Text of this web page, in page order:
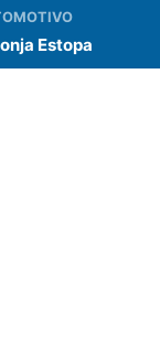
Estopa